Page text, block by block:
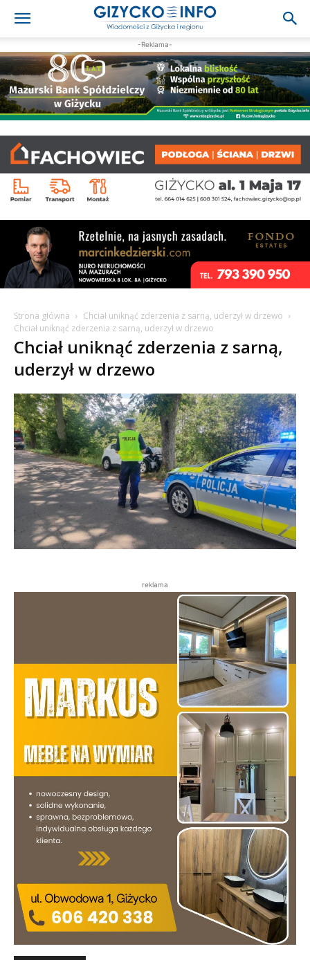
-Reklama-
Strona główna
Chciał uniknąć zderzenia z sarną, uderzył w drzewo
Chciał uniknąć zderzenia z sarną, uderzył w drzewo
Chciał uniknąć zderzenia z sarną,
uderzył w drzewo
reklama